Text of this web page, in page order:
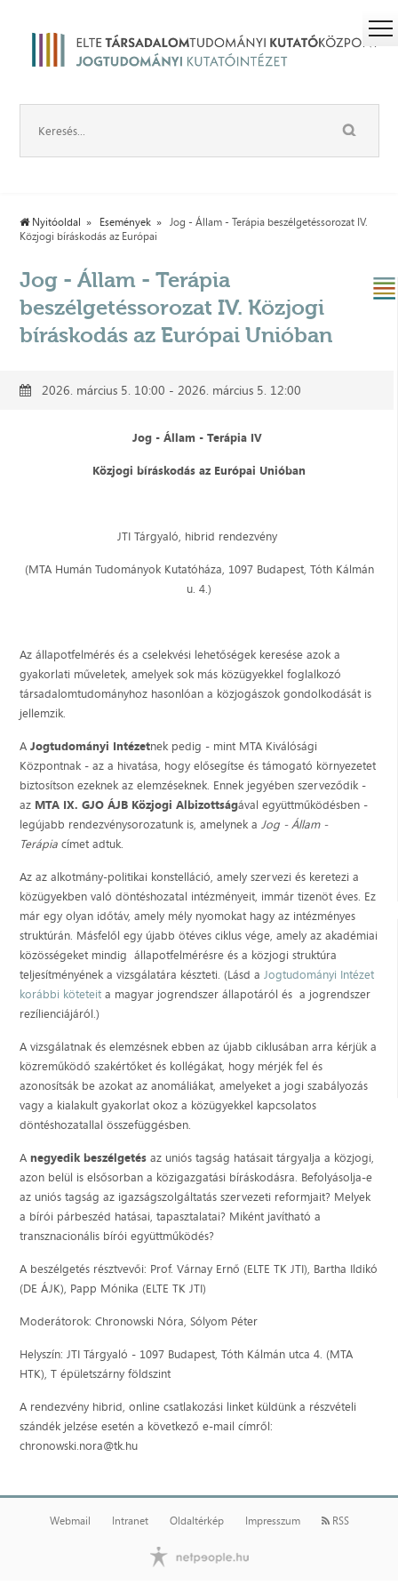
Nyitóoldal Események
Jog - Állam - Terápia beszélgetéssorozat IV.
Közjogi bíráskodás az Európai
Jog - Állam - Terápia
beszélgetéssorozat IV. Közjogi
bíráskodás az Európai Unióban
2026. március 5. 10:00 - 2026. március 5. 12:00
Jog - Állam - Terápia IV
Közjogi bíráskodás az Európai Unióban
JTI Tárgyaló, hibrid rendezvény
(MTA Humán Tudományok Kutatóháza, 1097 Budapest, Tóth Kálmán
u. 4.)
Az állapotfelmérés és a cselekvési lehetőségek keresése azok a
gyakorlati műveletek, amelyek sok más közügyekkel foglalkozó
társadalomtudományhoz hasonlóan a közjogászok gondolkodását is
jellemzik.
AJogtudományi Intézetnek pedig - mint MTA Kiválósági
Központnak - az a hivatása, hogy elősegítse és támogató környezetet
biztosítson ezeknek az elemzéseknek. Ennek jegyében szerveződik -
az MTA IX. GJO ÁJB Közjogi Albizottságával együttműködésben -
legújabb rendezvénysorozatunk is, amelynek a Jog - Állam -
Terápia címet adtuk.
Az az alkotmány-politikai konstelláció, amely szervezi és keretezi a
közügyekben való döntéshozatal intézményeit, immár tizenöt éves. Ez
már egy olyan időtáv, amely mély nyomokat hagy az intézményes
struktúrán. Másfelől egy újabb ötéves ciklus vége, amely az akadémiai
közösségeket mindig állapotfelmérésre és a közjogi struktúra
teljesítményének a vizsgálatára készteti. (Lásd a Jogtudományi Intézet
korábbi köteteita magyar jogrendszer állapotáról és a jogrendszer
rezílienciájáról.)
A vizsgálatnak és elemzésnek ebben az újabb ciklusában arra kérjük a
közreműködő szakértőket és kollégákat, hogy mérjék fel és
azonosítsák be azokat az anomáliákat, amelyeket a jogi szabályozás
vagy a kialakult gyakorlat okoz a közügyekkel kapcsolatos
döntéshozatallal összefüggésben.
Anegyedik beszélgetés az uniós tagság hatásait tárgyalja a közjogi,
azon belül is elsősorban a közigazgatási bíráskodásra. Befolyásolja-e
az uniós tagság az igazságszolgáltatás szervezeti reformjait? Melyek
a bírói párbeszéd hatásai, tapasztalatai? Miként javítható a
transznacionális bírói együttműködés?
A beszélgetés résztvevői: Prof. Várnay Ernő (ELTE TK JTI), Bartha Ildikó
(DE ÁJK), Papp Mónika (ELTE TK JTI)
Moderátorok: Chronowski Nóra, Sólyom Péter
Helyszín: JTI Tárgyaló - 1097 Budapest, Tóth Kálmán utca 4. (MTA
HTK), T épületszárny földszint
A rendezvény hibrid, online csatlakozási linket küldünk a részvételi
szándék jelzése esetén a következő e-mail címről:
chronowski.nora@tk.hu
Webmail Intranet Oldaltérkép Impresszum RSS